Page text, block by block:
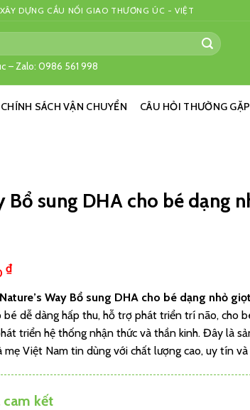
DỰNG CẦU NỐI GIAO THƯƠNG ÚC - VIỆT
– Zalo: 0986 561 998
CHÍNH SÁCH VẬN CHUYỂN CÂU HỎI THƯỜNG GẶP
Bổ sung DHA cho bé dạng
₫
Nature’s Way Bổ sung DHA cho bé dạng nhỏ
dễ dàng hấp thu, hỗ trợ phát triển trí não, cho
triển hệ thống nhận thức và thần kinh. Đây là
mẹ Việt Nam tin dùng với chất lượng cao, uy tín
cam kết